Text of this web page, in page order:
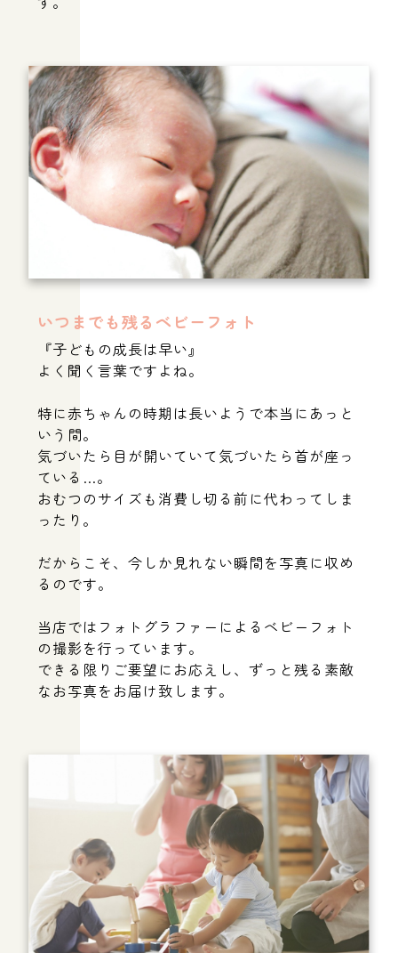
いつまでも残るベビーフォト
『子どもの成長は早い』
よく聞く言葉ですよね。
特に赤ちゃんの時期は長いようで本当にあっと
いう間。
気づいたら目が開いていて気づいたら首が座っ
ている…。
おむつのサイズも消費し切る前に代わってしま
ったり。
だからこそ、今しか見れない瞬間を写真に収め
るのです。
当店ではフォトグラファーによるベビーフォト
の撮影を行っています。
できる限りご要望にお応えし、ずっと残る素敵
なお写真をお届け致します。
出産や子育ての悩み相談、離乳食についてのアドバイスなら大阪府箕
面市にある”きっかけ”へ。